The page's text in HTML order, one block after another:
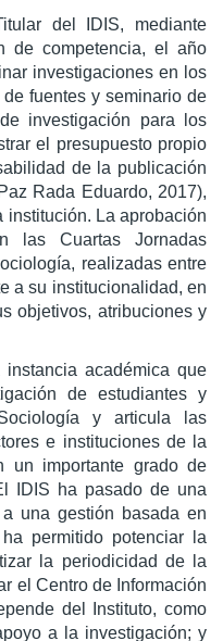
del IDIS, mediante
de competencia, el año
investigaciones en los
fuentes y seminario de
investigación para los
el presupuesto propio
de la publicación
Rada Eduardo, 2017),
institución. La aprobación
las Cuartas Jornadas
realizadas entre
a su institucionalidad, en
objetivos, atribuciones y
académica que
de estudiantes y
y articula las
e instituciones de la
un importante grado de
IDIS ha pasado de una
una gestión basada en
permitido potenciar la
la periodicidad de la
el Centro de Información
del Instituto, como
a la investigación; y